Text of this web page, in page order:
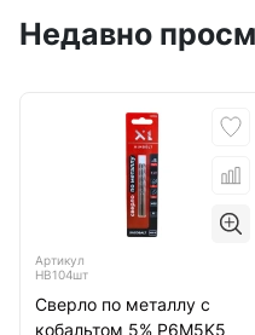
Недавно
Артикул
HB104шт
Сверло по металлу с
кобальтом 5% P6M5K5